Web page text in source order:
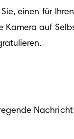
einen für
auf